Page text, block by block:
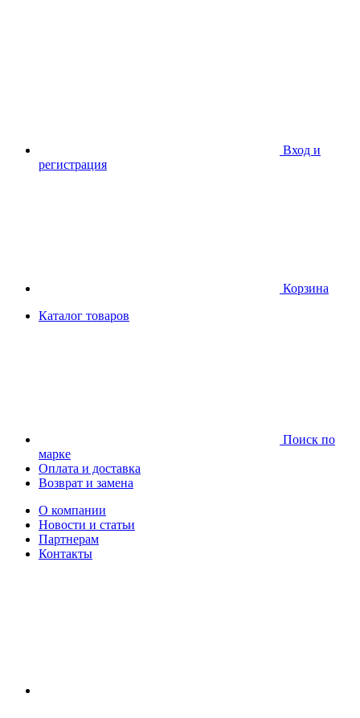
Вход и
регистрация
Корзина
Каталог товаров
Поиск по
марке
Оплата и доставка
Возврат и замена
О компании
Новости и статьи
Партнерам
Контакты